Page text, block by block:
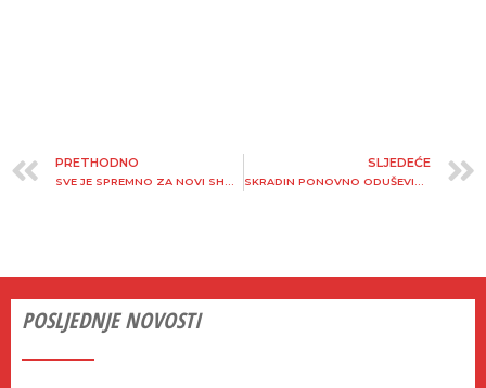
PRETHODNO
SVE JE SPREMNO ZA NOVI SHOW – 19. NAGRADA GRADA SKRADINA 2025.
SLJEDEĆE
SKRADIN PONOVNO ODUŠEVIO MASU!
POSLJEDNJE NOVOSTI